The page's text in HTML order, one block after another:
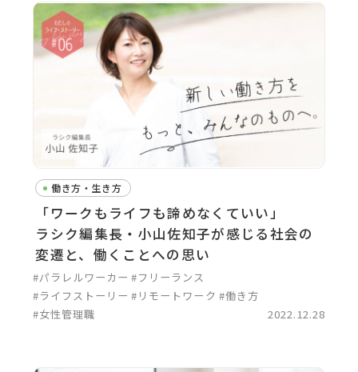
働き方・生き方
「ワークもライフも諦めなくていい」
ラシク編集長・小山佐知子が感じる社会の
変遷と、働くことへの思い
#パラレルワーカー #フリーランス
#ライフストーリー #リモートワーク #働き方
#女性管理職
2022.12.28